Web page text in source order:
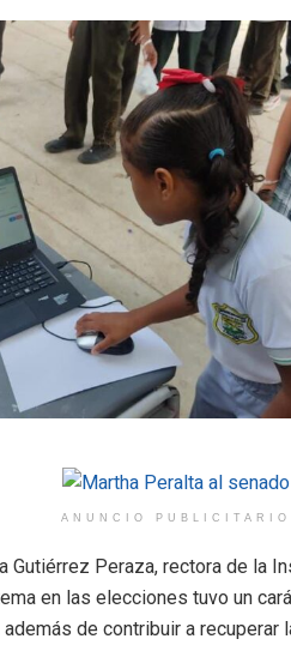
ANUNCIO PUBLICITARIO
Gutiérrez Peraza, rectora de la
en las elecciones tuvo un
de contribuir a recuperar